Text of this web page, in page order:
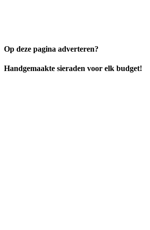
Op deze pagina adverteren?
Handgemaakte sieraden voor elk budget!